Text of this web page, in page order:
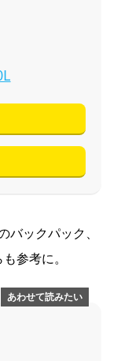
ックパック、
参考に。